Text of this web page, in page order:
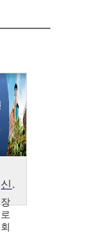
신학입문
장
로
회